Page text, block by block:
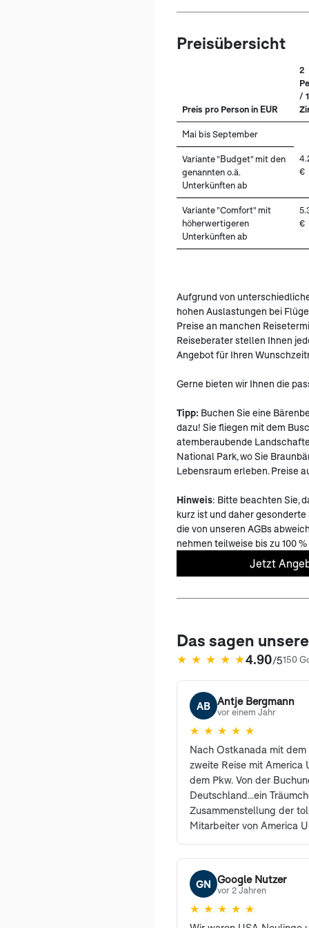
Preisübersicht
Preis pro Person in EUR
2
/ 1
Mai bis September
Variante "Budget" mit den
genannten o.ä.
Unterkünften ab
€
Variante "Comfort" mit
höherwertigeren
Unterkünften ab
€
Aufgrund von
hohen Auslastungen bei
Preise an manchen
Reiseberater stellen Ihnen
Angebot für Ihren
Gerne bieten wir Ihnen die
Tipp: Buchen Sie eine
dazu! Sie fliegen mit dem
atemberaubende
National Park, wo Sie
Lebensraum erleben. Preise
Hinweis: Bitte beachten Sie,
kurz ist und daher
die von unseren AGBs
nehmen teilweise bis zu 100
Jetzt
Das sagen
★ ★ ★ ★ ★4.90/5150
(öffnet in neuem Tab)
AB Antje Bergmann
vor einem Jahr
★ ★ ★ ★ ★
Nach Ostkanada mit
zweite Reise mit America
dem Pkw. Von der
Deutschland...ein
Zusammenstellung der
Mitarbeiter von America
sehr freundlich
den Profis waren
können und werden
weiterempfehlen. Auch
begeistert und sind es
GN Google Nutzer
vor 2 Jahren
★ ★ ★ ★ ★